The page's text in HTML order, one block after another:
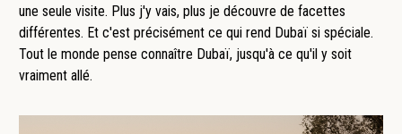
une seule visite. Plus j'y vais, plus je découvre de facettes
différentes. Et c'est précisément ce qui rend Dubaï si spéciale.
Tout le monde pense connaître Dubaï, jusqu'à ce qu'il y soit
vraiment allé.